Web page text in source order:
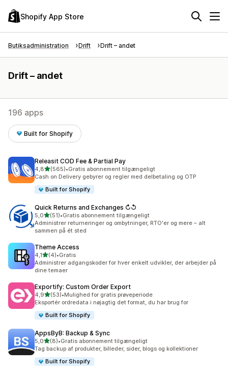
Shopify App Store
Butiksadministration Drift Drift – andet
Drift – andet
196 apps
Built for Shopify
Releasit COD Fee & Partial Pay
4,8ud af 5 stjerner
(565)
565 anmeldelser i alt
•Gratis abonnement tilgængeligt
Cash on Delivery gebyrer og regler med delbetaling og OTP
Built for Shopify
Quick Returns and Exchanges ↻↺
5,0ud af 5 stjerner
(51)
51 anmeldelser i alt
•Gratis abonnement tilgængeligt
Administrer returneringer og ombytninger, RTO'er og mere – alt
sammen på ét sted
Theme Access
4,1ud af 5 stjerner
(4)
4 anmeldelser i alt
•Gratis
Administrer adgangskoder for hver enkelt udvikler, der arbejder på
dine temaer
Exportify: Custom Order Export
4,9ud af 5 stjerner
(53)
53 anmeldelser i alt
•Mulighed for gratis prøveperiode
Eksportér ordredata i nøjagtig det format, du har brug for
Built for Shopify
AppsByB: Backup & Sync
5,0ud af 5 stjerner
(8)
8 anmeldelser i alt
•Gratis abonnement tilgængeligt
Tag backup af produkter, billeder, sider, blogs og kollektioner
Built for Shopify